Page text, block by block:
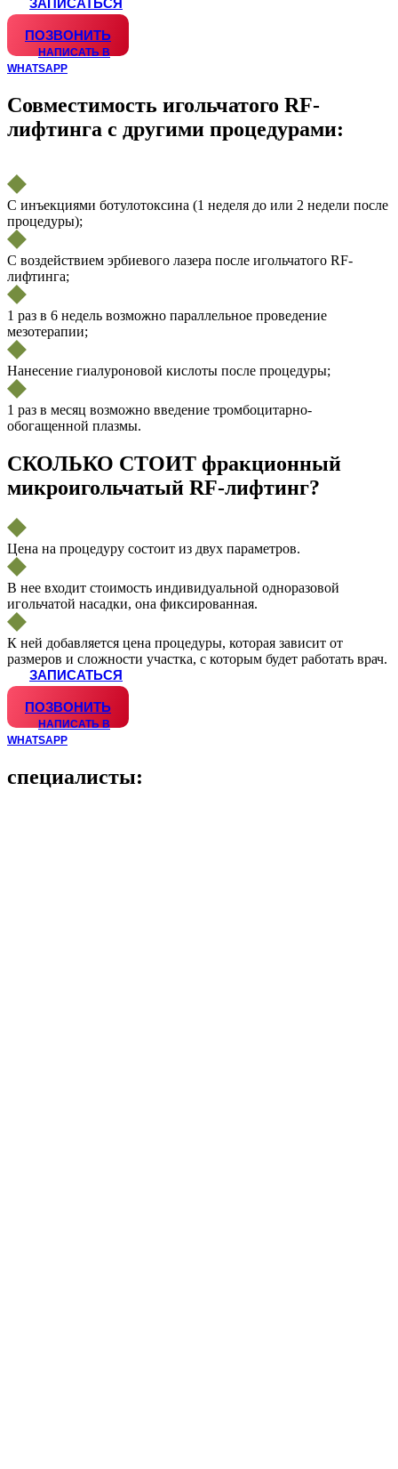
WHATSAPP
ПОЗВОНИТЬ
НАПИСАТЬ В
WHATSAPP
Совместимость игольчатого RF-
лифтинга с другими процедурами:
С инъекциями ботулотоксина (1 неделя до или 2 недели после
процедуры);
С воздействием эрбиевого лазера после игольчатого RF-
лифтинга;
1 раз в 6 недель возможно параллельное проведение
мезотерапии;
Нанесение гиалуроновой кислоты после процедуры;
1 раз в месяц возможно введение тромбоцитарно-
обогащенной плазмы.
СКОЛЬКО СТОИТ фракционный
микроигольчатый RF-лифтинг?
Цена на процедуру состоит из двух параметров.
В нее входит стоимость индивидуальной одноразовой
игольчатой насадки, она фиксированная.
К ней добавляется цена процедуры, которая зависит от
размеров и сложности участка, с которым будет работать врач.
ЗАПИСАТЬСЯ
WHATSAPP
ПОЗВОНИТЬ
НАПИСАТЬ В
WHATSAPP
специалисты: